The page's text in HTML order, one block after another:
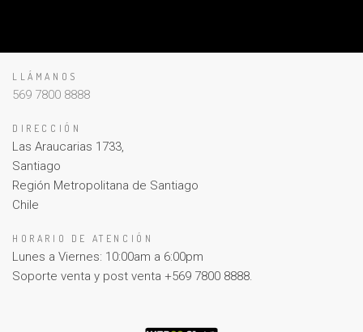
LLÁMANOS
569 7800 8888
DIRECCIÓN
Las Araucarias 1733,
Santiago
Región Metropolitana de Santiago
Chile
HORARIO DE ATENCIÓN
Lunes a Viernes: 10:00am a 6:00pm
Soporte venta y post venta +569 7800 8888.